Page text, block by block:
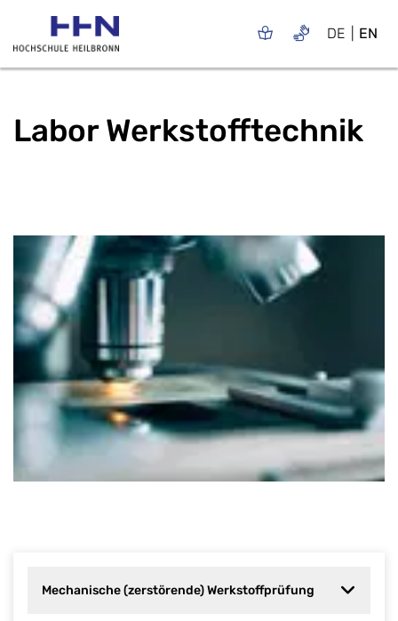
DE EN
Labor Werkstofftechnik
Mechanische (zerstörende) Werkstoffprüfung